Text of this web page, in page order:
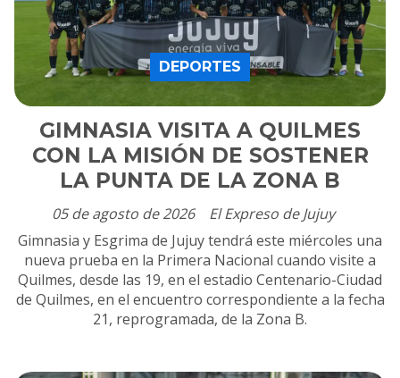
GIMNASIA VISITA A QUILMES
CON LA MISIÓN DE SOSTENER
LA PUNTA DE LA ZONA B
El Expreso de Jujuy
DEPORTES
05 de agosto de 2026
Gimnasia y Esgrima de Jujuy tendrá este miércoles una
nueva prueba en la Primera Nacional cuando visite a
Quilmes, desde las 19, en el estadio Centenario-Ciudad
de Quilmes, en el encuentro correspondiente a la fecha
21, reprogramada, de la Zona B.